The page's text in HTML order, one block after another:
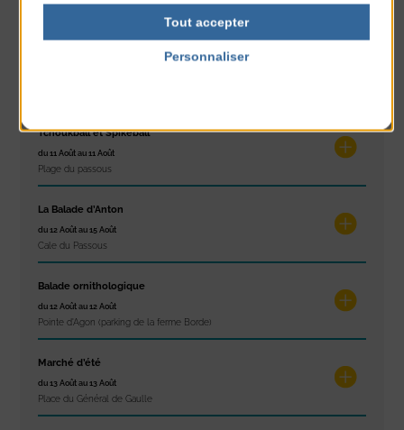
Tchoukball et Spikeball
du 11 Août au 11 Août
Plage du passous
La Balade d’Anton
du 12 Août au 15 Août
Cale du Passous
Balade ornithologique
du 12 Août au 12 Août
Pointe d'Agon (parking de la ferme Borde)
Marché d’été
du 13 Août au 13 Août
Place du Général de Gaulle
Tout accepter
Personnaliser